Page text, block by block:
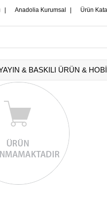
Anadolia Kurumsal Ürün
& BASKILI ÜRÜN & HOBİ